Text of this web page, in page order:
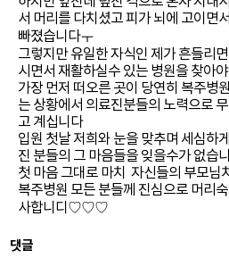
서 머리를 다치셨고 피가 뇌에 고이면
빠졌습니다ㅜ
그렇지만 유일한 자식인 제가 흔들리
시면서 재활하실수 있는 병원을 찾아
가장 먼저 떠오른 곳이 당연히 복주병
는 상황에서 의료진분들의 노력으로
고 계십니다
입원 첫날 저희와 눈을 맞추며 세심하
진 분들의 그 마음들을 잊을수가 없습
첫 마음 그대로 마치 자신들의 부모님
복주병원 모든 분들께 진심으로 머리
사합니디♡♡♡
댓글